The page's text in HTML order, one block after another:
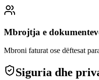
Mbrojtja e
Mbroni faturat ose dëftesat
Siguria dhe